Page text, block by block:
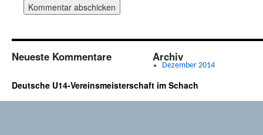
Neueste Kommentare Archiv
Dezember 2014
Deutsche U14-Vereinsmeisterschaft im Schach